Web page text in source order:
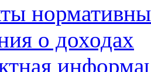
о доходах